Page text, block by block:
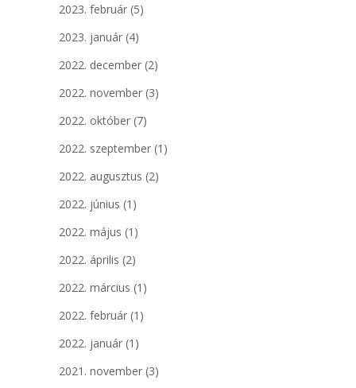
2023. február (5)
2023. január (4)
2022. december (2)
2022. november (3)
2022. október (7)
2022. szeptember (1)
2022. augusztus (2)
2022. június (1)
2022. május (1)
2022. április (2)
2022. március (1)
2022. február (1)
2022. január (1)
2021. november (3)